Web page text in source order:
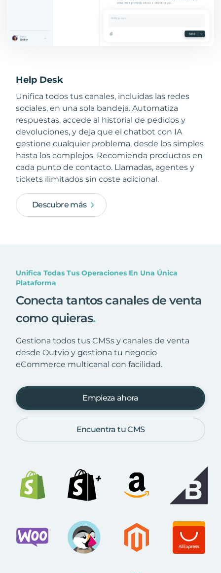
Help Desk
Unifica todos tus canales, incluidas las redes
sociales, en una sola bandeja. Automatiza
respuestas, accede al historial de pedidos y
devoluciones, y deja que el chatbot con IA
gestione cualquier problema, desde los simples
hasta los complejos. Recomienda productos en
cada punto de contacto. Llamadas, agentes y
tickets ilimitados sin coste adicional.
Descubre más
Unifica Todas Tus Operaciones En Una Única
Plataforma
Conecta tantos canales de venta
como quieras.
Gestiona todos tus CMSs y canales de venta
desde Outvio y gestiona tu negocio
eCommerce multicanal con facilidad.
Empieza ahora
Encuentra tu CMS